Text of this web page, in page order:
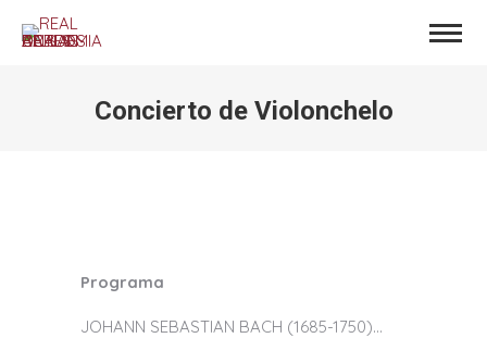
Concierto de Violonchelo
Programa
JOHANN SEBASTIAN BACH (1685-1750)…